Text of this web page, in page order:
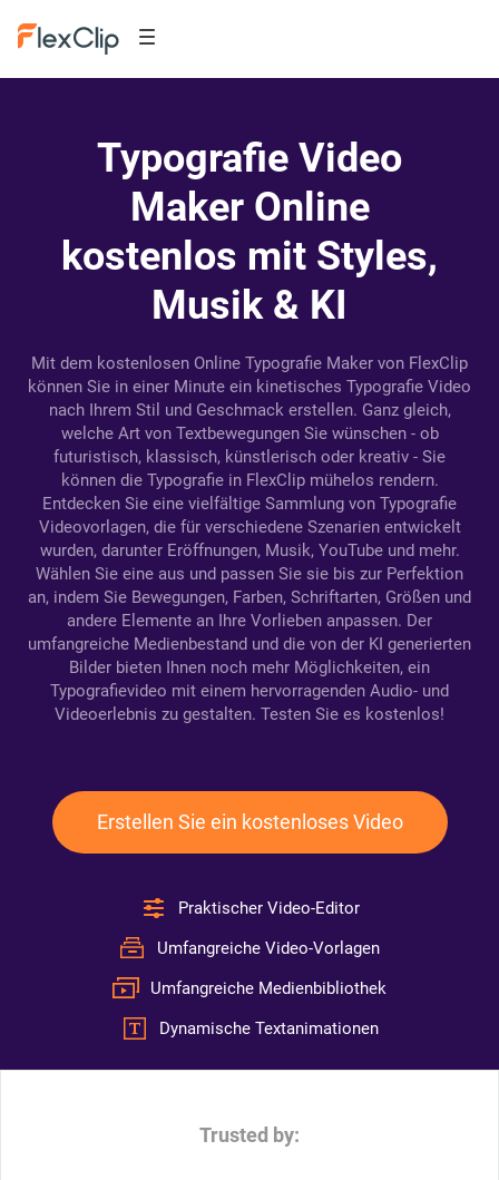
Typografie Video
Maker Online
kostenlos mit Styles,
Musik & KI
Mit dem kostenlosen Online Typografie Maker von FlexClip
können Sie in einer Minute ein kinetisches Typografie Video
nach Ihrem Stil und Geschmack erstellen. Ganz gleich,
welche Art von Textbewegungen Sie wünschen - ob
futuristisch, klassisch, künstlerisch oder kreativ - Sie
können die Typografie in FlexClip mühelos rendern.
Entdecken Sie eine vielfältige Sammlung von Typografie
Videovorlagen, die für verschiedene Szenarien entwickelt
wurden, darunter Eröffnungen, Musik, YouTube und mehr.
Wählen Sie eine aus und passen Sie sie bis zur Perfektion
an, indem Sie Bewegungen, Farben, Schriftarten, Größen und
andere Elemente an Ihre Vorlieben anpassen. Der
umfangreiche Medienbestand und die von der KI generierten
Bilder bieten Ihnen noch mehr Möglichkeiten, ein
Typografievideo mit einem hervorragenden Audio- und
Videoerlebnis zu gestalten. Testen Sie es kostenlos!
Erstellen Sie ein kostenloses Video
Praktischer Video-Editor
Umfangreiche Video-Vorlagen
Umfangreiche Medienbibliothek
Dynamische Textanimationen
Trusted by: